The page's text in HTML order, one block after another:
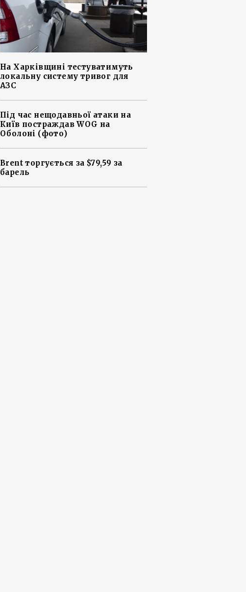
На Харківщині тестуватимуть
локальну систему тривог для
АЗС
Під час нещодавньої атаки на
Київ постраждав WOG на
Оболоні (фото)
Brent торгується за $79,59 за
барель